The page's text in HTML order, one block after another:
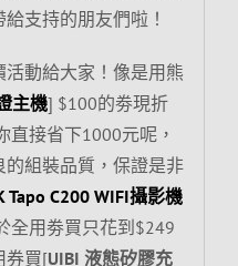
支持的朋友們啦！
動給大家！像是用熊
主機] $100的劵現折
直接省下1000元呢，
組裝品質，保證是非
Tapo C200 WIFI攝影機
全用劵買只花到$249
券買[UIBI 液態矽膠充